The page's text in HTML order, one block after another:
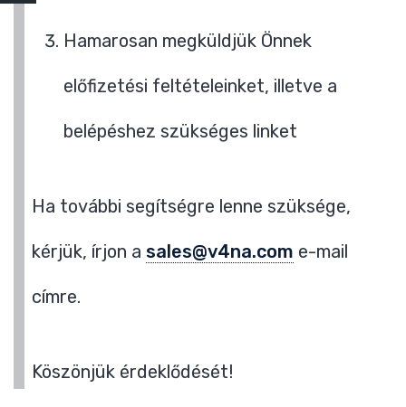
Hamarosan megküldjük Önnek
előfizetési feltételeinket, illetve a
belépéshez szükséges linket
Ha további segítségre lenne szüksége,
kérjük, írjon a sales@v4na.com e-mail
címre.
Köszönjük érdeklődését!